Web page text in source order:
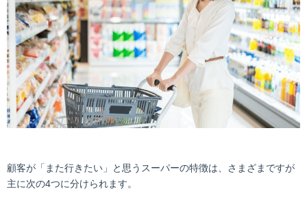
顧客が「また行きたい」と思うスーパーの特徴は、さまざまですが
主に次の4つに分けられます。